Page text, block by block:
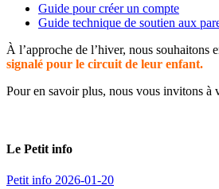
Guide pour créer un compte
Guide technique de soutien aux
À l’approche de l’hiver, nous souhaitons
signalé pour le circuit de leur enfant.
Pour en savoir plus, nous vous invitons à
Le Petit info
Petit info 2026-01-20